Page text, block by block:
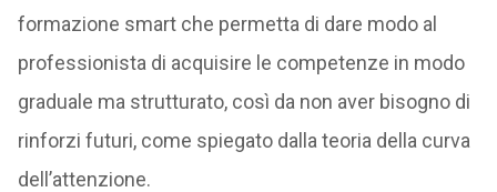
formazione smart che permetta di dare modo al
professionista di acquisire le competenze in modo
graduale ma strutturato, così da non aver bisogno di
rinforzi futuri, come spiegato dalla teoria della curva
dell’attenzione.